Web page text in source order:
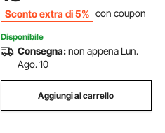
Guida
Sconto extra di 5% con coupon
Disponibile
Consegna:non appena Lun.
Ago. 10
Aggiungi al carrello